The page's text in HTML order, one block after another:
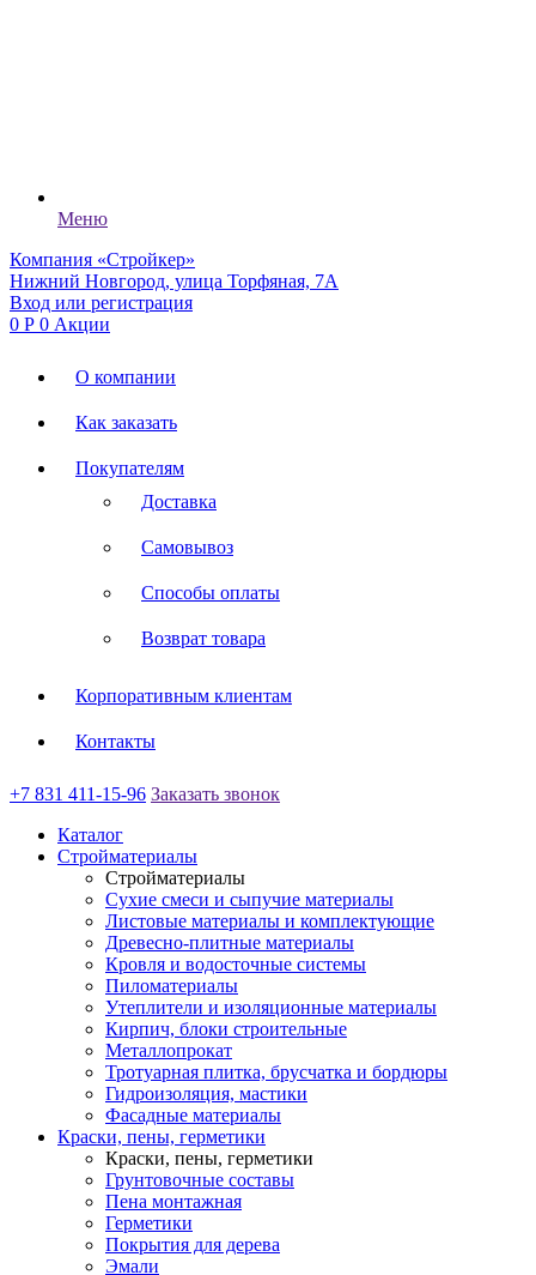
Меню
Компания «Стройкер»
Нижний Новгород, улица Торфяная, 7А
Вход или регистрация
0 Р 0 Акции
О компании
Как заказать
Покупателям
Доставка
Самовывоз
Способы оплаты
Возврат товара
Корпоративным клиентам
Контакты
+7 831 411-15-96 Заказать звонок
Каталог
Стройматериалы
Стройматериалы
Сухие смеси и сыпучие материалы
Листовые материалы и комплектующие
Древесно-плитные материалы
Кровля и водосточные системы
Пиломатериалы
Утеплители и изоляционные материалы
Кирпич, блоки строительные
Металлопрокат
Тротуарная плитка, брусчатка и бордюры
Гидроизоляция, мастики
Фасадные материалы
Краски, пены, герметики
Краски, пены, герметики
Грунтовочные составы
Пена монтажная
Герметики
Покрытия для дерева
Эмали